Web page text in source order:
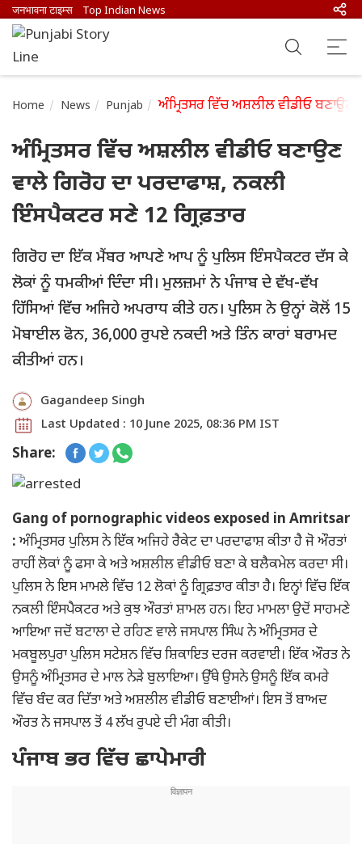
जनभावना टाइम्स Top Indian News
Home News Punjab ਅੰਮ੍ਰਿਤਸਰ ਵਿੱਚ ਅਸ਼ਲੀਲ ਵੀਡੀਓ ਬਣਾਉਣ
ਅੰਮ੍ਰਿਤਸਰ ਵਿੱਚ ਅਸ਼ਲੀਲ ਵੀਡੀਓ ਬਣਾਉਣ
ਵਾਲੇ ਗਿਰੋਹ ਦਾ ਪਰਦਾਫਾਸ਼, ਨਕਲੀ
ਇੰਸਪੈਕਟਰ ਸਣੇ 12 ਗ੍ਰਿਫ਼ਤਾਰ
ਗਿਰੋਹ ਦਾ ਇੱਕ ਮੈਂਬਰ ਆਪਣੇ ਆਪ ਨੂੰ ਪੁਲਿਸ ਇੰਸਪੈਕਟਰ ਦੱਸ ਕੇ
ਲੋਕਾਂ ਨੂੰ ਧਮਕੀਆਂ ਦਿੰਦਾ ਸੀ। ਮੁਲਜ਼ਮਾਂ ਨੇ ਪੰਜਾਬ ਦੇ ਵੱਖ-ਵੱਖ
ਹਿੱਸਿਆਂ ਵਿੱਚ ਅਜਿਹੇ ਅਪਰਾਧ ਕੀਤੇ ਹਨ। ਪੁਲਿਸ ਨੇ ਉਨ੍ਹਾਂ ਕੋਲੋਂ 15
ਮੋਬਾਈਲ ਫੋਨ, 36,000 ਰੁਪਏ ਨਕਦੀ ਅਤੇ ਤਿੰਨ ਕਾਰਾਂ ਬਰਾਮਦ
ਕੀਤੀਆਂ ਹਨ।
Gagandeep Singh
Last Updated : 10 June 2025, 08:36 PM IST
Share:
Gang of pornographic videos exposed in Amritsar
:ਅੰਮ੍ਰਿਤਸਰ ਪੁਲਿਸ ਨੇ ਇੱਕ ਅਜਿਹੇ ਰੈਕੇਟ ਦਾ ਪਰਦਾਫਾਸ਼ ਕੀਤਾ ਹੈ ਜੋ ਔਰਤਾਂ
ਰਾਹੀਂ ਲੋਕਾਂ ਨੂੰ ਫਸਾ ਕੇ ਅਤੇ ਅਸ਼ਲੀਲ ਵੀਡੀਓ ਬਣਾ ਕੇ ਬਲੈਕਮੇਲ ਕਰਦਾ ਸੀ।
ਪੁਲਿਸ ਨੇ ਇਸ ਮਾਮਲੇ ਵਿੱਚ 12 ਲੋਕਾਂ ਨੂੰ ਗ੍ਰਿਫ਼ਤਾਰ ਕੀਤਾ ਹੈ। ਇਨ੍ਹਾਂ ਵਿੱਚ ਇੱਕ
ਨਕਲੀ ਇੰਸਪੈਕਟਰ ਅਤੇ ਕੁਝ ਔਰਤਾਂ ਸ਼ਾਮਲ ਹਨ। ਇਹ ਮਾਮਲਾ ਉਦੋਂ ਸਾਹਮਣੇ
ਆਇਆ ਜਦੋਂ ਬਟਾਲਾ ਦੇ ਰਹਿਣ ਵਾਲੇ ਜਸਪਾਲ ਸਿੰਘ ਨੇ ਅੰਮ੍ਰਿਤਸਰ ਦੇ
ਮਕਬੂਲਪੁਰਾ ਪੁਲਿਸ ਸਟੇਸ਼ਨ ਵਿੱਚ ਸ਼ਿਕਾਇਤ ਦਰਜ ਕਰਵਾਈ। ਇੱਕ ਔਰਤ ਨੇ
ਉਸਨੂੰ ਅੰਮ੍ਰਿਤਸਰ ਦੇ ਮਾਲ ਨੇੜੇ ਬੁਲਾਇਆ। ਉੱਥੇ ਉਸਨੇ ਉਸਨੂੰ ਇੱਕ ਕਮਰੇ
ਵਿੱਚ ਬੰਦ ਕਰ ਦਿੱਤਾ ਅਤੇ ਅਸ਼ਲੀਲ ਵੀਡੀਓ ਬਣਾਈਆਂ। ਇਸ ਤੋਂ ਬਾਅਦ
ਔਰਤ ਨੇ ਜਸਪਾਲ ਤੋਂ 4 ਲੱਖ ਰੁਪਏ ਦੀ ਮੰਗ ਕੀਤੀ।
ਪੰਜਾਬ ਭਰ ਵਿੱਚ ਛਾਪੇਮਾਰੀ